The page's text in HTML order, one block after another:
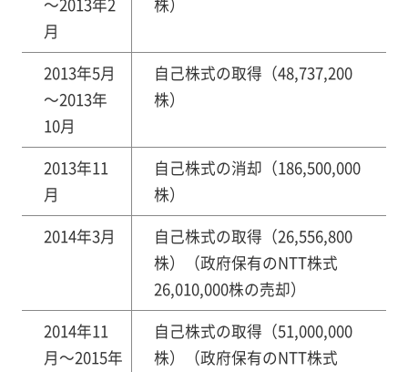
～2013年2
月
株）
2013年5月
～2013年
10月
自己株式の取得（48,737,200
株）
2013年11
月
自己株式の消却（186,500,000
株）
2014年3月
自己株式の取得（26,556,800
株）（政府保有のNTT株式
26,010,000株の売却）
2014年11
月～2015年
自己株式の取得（51,000,000
株）（政府保有のNTT株式